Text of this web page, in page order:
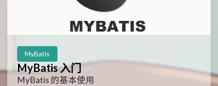
MyBatis
MyBatis 入门
MyBatis 的基本使用